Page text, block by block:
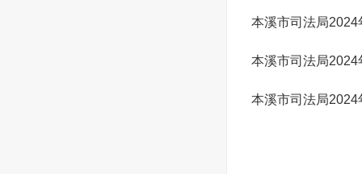
本溪市司法局
本溪市司法局
本溪市司法局